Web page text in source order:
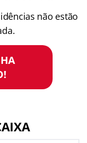
não estão